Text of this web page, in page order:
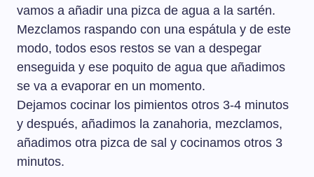
vamos a añadir una pizca de agua a la sartén.
Mezclamos raspando con una espátula y de este
modo, todos esos restos se van a despegar
enseguida y ese poquito de agua que añadimos
se va a evaporar en un momento.
Dejamos cocinar los pimientos otros 3-4 minutos
y después, añadimos la zanahoria, mezclamos,
añadimos otra pizca de sal y cocinamos otros 3
minutos.